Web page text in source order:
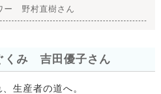
ー 野村直樹さん
くみ 吉田優子さん
生産者の道へ。